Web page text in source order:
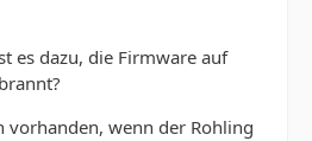
es dazu, die Firmware auf
vorhanden, wenn der Rohling